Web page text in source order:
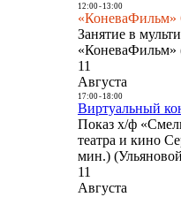
12:00- 13:00
«КоневаФильм»
Занятие в
«КоневаФильм»
11
Августа
17:00- 18:00
Виртуальный
Показ х/ф
театра и кино
мин.)
11
Августа